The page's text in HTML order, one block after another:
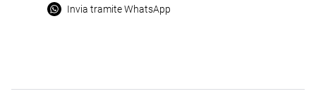
Invia tramite WhatsApp